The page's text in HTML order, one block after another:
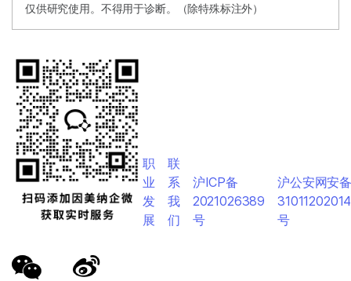
仅供研究使用。不得用于诊断。（除特殊标注外）
职
业
发
展
联
系
我
们
沪ICP备
2021026389
号
沪公安网安
号